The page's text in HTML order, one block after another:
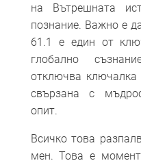
на Вътрешната
познание. Важно е
61.1 е един от
глобално
отключва ключалка
свързана с
опит.
Всичко това
мен. Това е